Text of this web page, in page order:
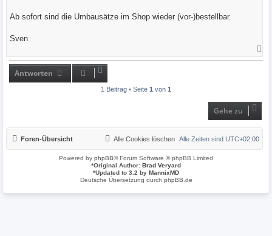
Ab sofort sind die Umbausätze im Shop wieder (vor-)bestellbar.
Sven
Antworten
1 Beitrag • Seite 1 von 1
Gehe zu
Foren-Übersicht Alle Zeiten sind UTC+02:00
Alle Cookies löschen
Powered by phpBB® Forum Software © phpBB Limited
*Original Author: Brad Veryard
*Updated to 3.2 by MannixMD
Deutsche Übersetzung durch phpBB.de